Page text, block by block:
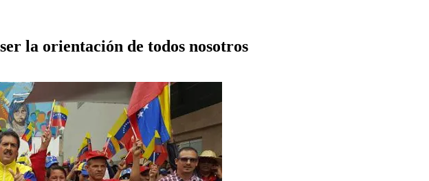
la orientación de todos nosotros